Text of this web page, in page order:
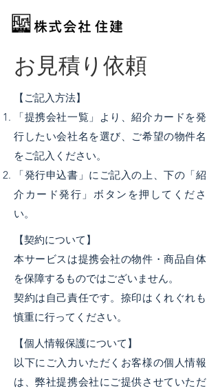
お見積り依頼
【ご記入方法】
「提携会社一覧」より、紹介カードを発
行したい会社名を選び、ご希望の物件名
をご記入ください。
「発行申込書」にご記入の上、下の「紹
介カード発行」ボタンを押してくださ
い。
【契約について】
本サービスは提携会社の物件・商品自体
を保障するものではございません。
契約は自己責任です。捺印はくれぐれも
慎重に行ってください。
【個人情報保護について】
以下にご入力いただくお客様の個人情報
は、弊社提携会社にご提供させていただ